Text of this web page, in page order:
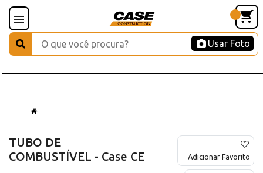
Usar Foto
TUBO DE
COMBUSTÍVEL - Case CE
Adicionar Favorito